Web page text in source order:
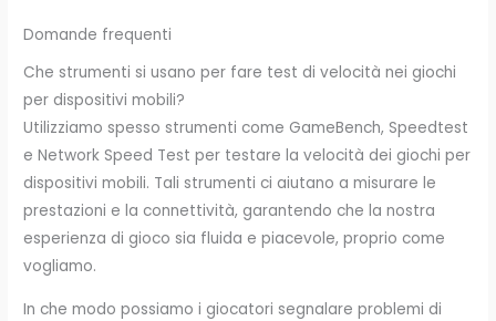
Domande frequenti
Che strumenti si usano per fare test di velocità nei giochi
per dispositivi mobili?
Utilizziamo spesso strumenti come GameBench, Speedtest
e Network Speed Test per testare la velocità dei giochi per
dispositivi mobili. Tali strumenti ci aiutano a misurare le
prestazioni e la connettività, garantendo che la nostra
esperienza di gioco sia fluida e piacevole, proprio come
vogliamo.
In che modo possiamo i giocatori segnalare problemi di